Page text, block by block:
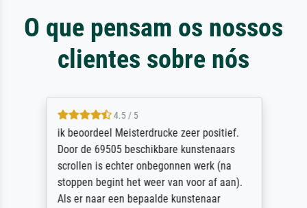
O que pensam os nossos
clientes sobre nós
4.5 / 5
ik beoordeel Meisterdrucke zeer positief.
Door de 69505 beschikbare kunstenaars
scrollen is echter onbegonnen werk (na
stoppen begint het weer van voor af aan).
Als er naar een bepaalde kunstenaar